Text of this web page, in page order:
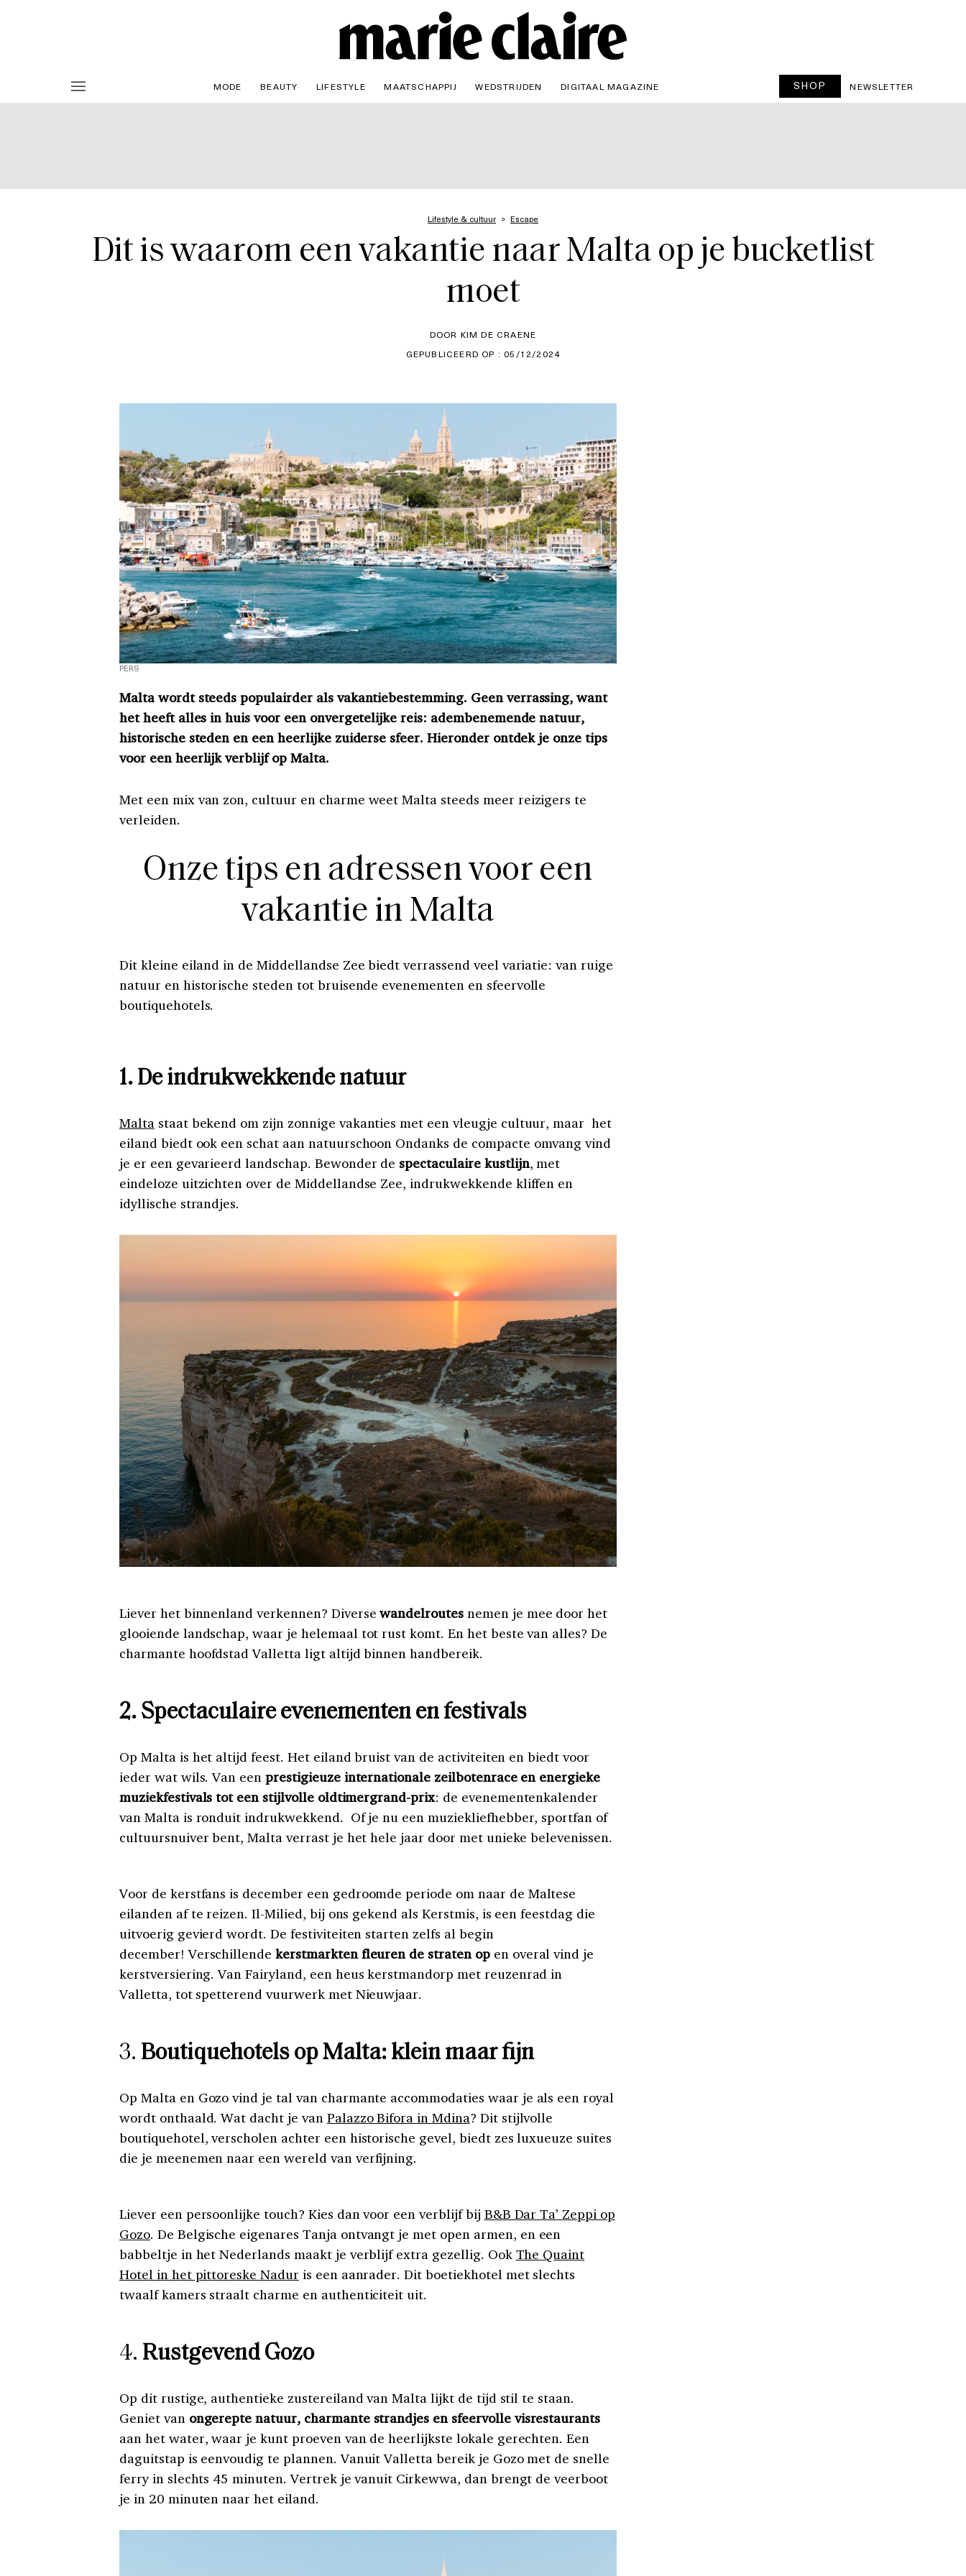
MODE BEAUTY LIFESTYLE MAATSCHAPPIJ WEDSTRIJDEN DIGITAAL MAGAZINE SHOP NEWSLETTER
Lifestyle & cultuur Escape
Dit is waarom een vakantie naar Malta op je bucketlist
moet
DOOR KIM DE CRAENE
GEPUBLICEERD OP : 05/12/2024
PERS
Malta wordt steeds populairder als vakantiebestemming. Geen verrassing, want
het heeft alles in huis voor een onvergetelijke reis: adembenemende natuur,
historische steden en een heerlijke zuiderse sfeer. Hieronder ontdek je onze tips
voor een heerlijk verblijf op Malta.
Met een mix van zon, cultuur en charme weet Malta steeds meer reizigers te
verleiden.
Onze tips en adressen voor een
vakantie in Malta
Dit kleine eiland in de Middellandse Zee biedt verrassend veel variatie: van ruige
natuur en historische steden tot bruisende evenementen en sfeervolle
boutiquehotels.
1. De indrukwekkende natuur
Maltastaat bekend om zijn zonnige vakanties met een vleugje cultuur, maar het
eiland biedt ook een schat aan natuurschoon Ondanks de compacte omvang vind
je er een gevarieerd landschap. Bewonder de spectaculaire kustlijn, met
eindeloze uitzichten over de Middellandse Zee, indrukwekkende kliffen en
idyllische strandjes.
Liever het binnenland verkennen? Diverse wandelroutes nemen je mee door het
glooiende landschap, waar je helemaal tot rust komt. En het beste van alles? De
charmante hoofdstad Valletta ligt altijd binnen handbereik.
2. Spectaculaire evenementen en festivals
Op Malta is het altijd feest. Het eiland bruist van de activiteiten en biedt voor
ieder wat wils. Van eenprestigieuze internationale zeilbotenrace en energieke
muziekfestivals tot een stijlvolle oldtimergrand-prix: de evenementenkalender
van Malta is ronduit indrukwekkend. Of je nu een muziekliefhebber, sportfan of
cultuursnuiver bent, Malta verrast je het hele jaar door met unieke belevenissen.
Voor de kerstfans is december een gedroomde periode om naar de Maltese
eilanden af te reizen. Il-Milied, bij ons gekend als Kerstmis, is een feestdag die
uitvoerig gevierd wordt. De festiviteiten starten zelfs al begin
december! Verschillendekerstmarkten fleuren de straten open overal vind je
kerstversiering. Van Fairyland, een heus kerstmandorp met reuzenrad in
Valletta, tot spetterend vuurwerk met Nieuwjaar.
3. Boutiquehotels op Malta: klein maar fijn
Op Malta en Gozo vind je tal van charmante accommodaties waar je als een royal
wordt onthaald. Wat dacht je van Palazzo Bifora in Mdina? Dit stijlvolle
boutiquehotel, verscholen achter een historische gevel, biedt zes luxueuze suites
die je meenemen naar een wereld van verfijning.
Liever een persoonlijke touch? Kies dan voor een verblijf bij B&B Dar Ta’ Zeppi op
Gozo. De Belgische eigenares Tanja ontvangt je met open armen, en een
babbeltje in het Nederlands maakt je verblijf extra gezellig. Ook The Quaint
Hotel in het pittoreske Nadur is een aanrader. Dit boetiekhotel met slechts
twaalf kamers straalt charme en authenticiteit uit.
4. Rustgevend Gozo
Op dit rustige, authentieke zustereiland van Malta lijkt de tijd stil te staan.
Geniet van ongerepte natuur, charmante strandjes en sfeervolle visrestaurants
aan het water, waar je kunt proeven van de heerlijkste lokale gerechten. Een
daguitstap is eenvoudig te plannen. Vanuit Valletta bereik je Gozo met de snelle
ferry in slechts 45 minuten. Vertrek je vanuit Cirkewwa, dan brengt de veerboot
je in 20 minuten naar het eiland.